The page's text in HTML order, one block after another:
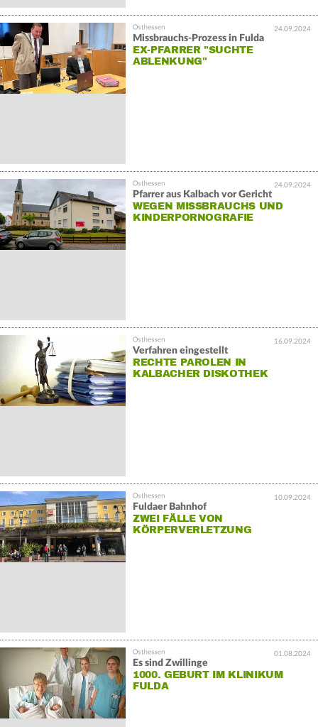
24.09.2024
Missbrauchs-Prozess in Fulda
EX-PFARRER "SUCHTE
ABLENKUNG"
24.09.2024
Pfarrer aus Kalbach vor Gericht
WEGEN MISSBRAUCHS UND
KINDERPORNOGRAFIE
16.09.2024
Verfahren eingestellt
RECHTE PAROLEN IN
KALBACHER DISKOTHEK
10.09.2024
Fuldaer Bahnhof
ZWEI FÄLLE VON
KÖRPERVERLETZUNG
01.08.2024
Es sind Zwillinge
1000. GEBURT IM KLINIKUM
FULDA